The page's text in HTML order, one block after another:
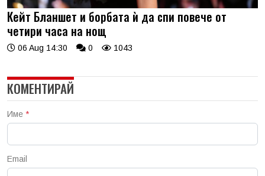
Кейт Бланшет и борбата ѝ да спи повече от
четири часа на нощ
06 Aug 14:30 0 1043
КОМЕНТИРАЙ
Име *
Email